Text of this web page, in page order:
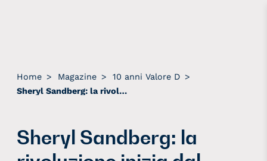
Home > Magazine > 10 anni Valore D >
Sheryl Sandberg: la rivoluzione inizia dal lavoro
Sheryl Sandberg: la